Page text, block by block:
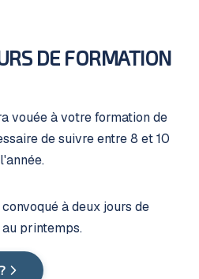
DE FORMATION
vouée à votre formation de
de suivre entre 8 et 10
à deux jours de
printemps.